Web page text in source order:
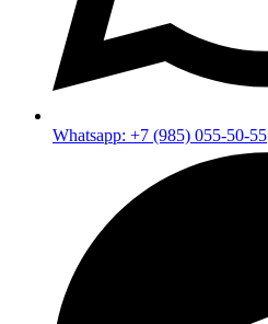
Whatsapp: +7 (985) 055-50-55